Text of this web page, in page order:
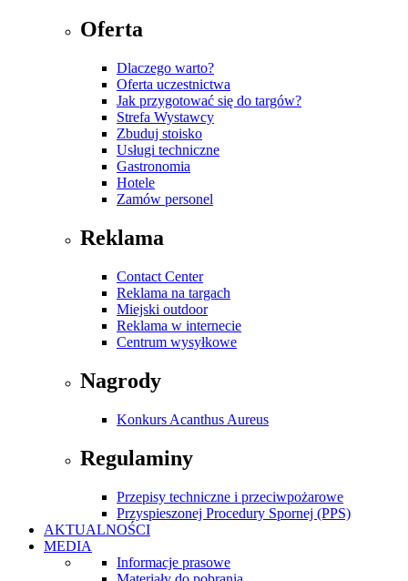
Oferta
Dlaczego warto?
Oferta uczestnictwa
Jak przygotować się do targów?
Strefa Wystawcy
Zbuduj stoisko
Usługi techniczne
Gastronomia
Hotele
Zamów personel
Reklama
Contact Center
Reklama na targach
Miejski outdoor
Reklama w internecie
Centrum wysyłkowe
Nagrody
Konkurs Acanthus Aureus
Regulaminy
Przepisy techniczne i przeciwpożarowe
Przyspieszonej Procedury Spornej (PPS)
AKTUALNOŚCI
MEDIA
Informacje prasowe